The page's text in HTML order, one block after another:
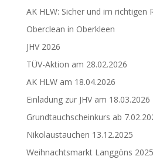
AK HLW: Sicher und im richtigen
Oberclean in Oberkleen
JHV 2026
TÜV-Aktion am 28.02.2026
AK HLW am 18.04.2026
Einladung zur JHV am 18.03.2026
Grundtauchscheinkurs ab
Nikolaustauchen 13.12.2025
Weihnachtsmarkt Langgöns 2025